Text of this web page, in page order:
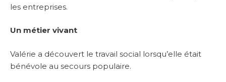
les entreprises.
Un métier vivant
Valérie a découvert le travail social lorsqu’elle était
bénévole au secours populaire.